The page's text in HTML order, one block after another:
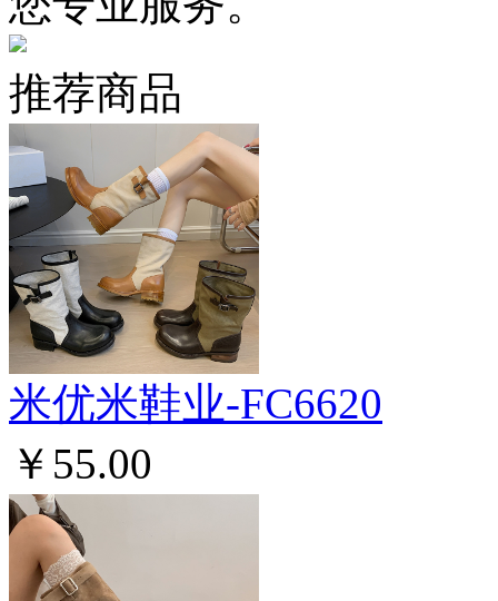
推荐商品
米优米鞋业-FC6620
￥55.00